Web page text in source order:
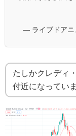
— ライブドアニ
たしかクレディ
付近になってい